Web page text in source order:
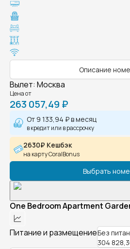
Описание
Вылет: Москва
Цена от
263 057,49 ₽
От 9 133,94 ₽в месяц
в кредит или в рассрочку
2630₽ Кешбэк
на карту CoralBonus
Выбрать
One Bedroom Apartment
Питание и размещениеБез
304